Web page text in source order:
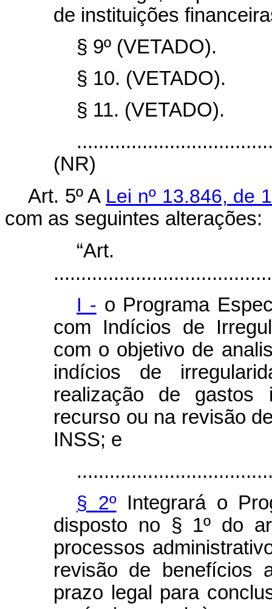
de instituições
§ 9º (VETADO).
§ 10. (VETADO).
§ 11. (VETADO).
(NR)
Art. 5º A Lei nº 13.846, de
com as seguintes alterações:
I - o Programa
com Indícios de
com o objetivo de
indícios de
realização de gastos
recurso ou na revisão
INSS; e
§ 2ºIntegrará o
disposto no § 1º do
processos
revisão de benefícios
prazo legal para